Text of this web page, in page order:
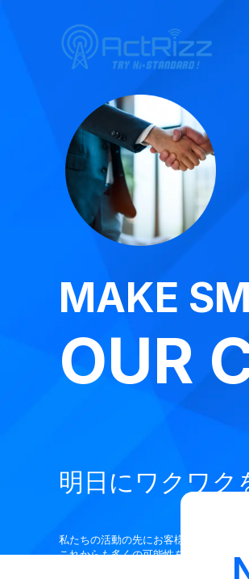
MAKE
OUR
明日にワクワク
私たちの活動の先にお客様の笑顔がある
これからも多くの可能性を見出し、挑戦